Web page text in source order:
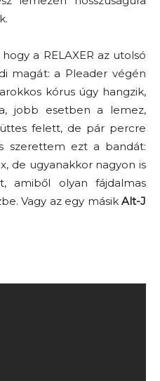
a RELAXER az utolsó
magát: a Pleader végén
kórus úgy hangzik,
jobb esetben a lemez,
felett, de pár percre
szerettem ezt a bandát:
de ugyanakkor nagyon is
amiből olyan fájdalmas
Vagy az egy másik Alt-J